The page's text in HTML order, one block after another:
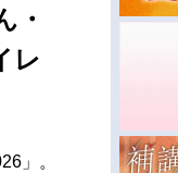
・
レ
」。